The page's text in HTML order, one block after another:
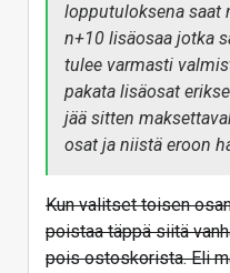
lopputuloksena saat
n+10 lisäosaa jotka
tulee varmasti
pakata lisäosat
jää sitten
osat ja niistä eroon
Kun valitset toisen
poistaa täppä siitä
pois ostoskorista. Eli